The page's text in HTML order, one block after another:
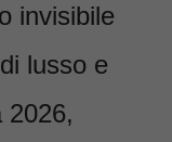
invisibile
lusso e
2026,